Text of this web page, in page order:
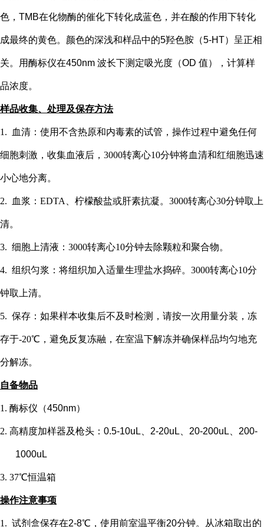
色，TMB在化物酶的催化下转化成蓝色，并在酸的作用下转化
成最终的黄色。颜色的深浅和样品中的5羟色胺（5-HT） 呈正相
关。用酶标仪在450nm 波长下测定吸光度（OD 值），计算样
品浓度。
样品收集、处理及保存方法
1. 血清：使用不含热原和内毒素的试管，操作过程中避免任何
细胞刺激，收集血液后，3000转离心10分钟将血清和红细胞迅速
小心地分离。
2. 血浆：EDTA、柠檬酸盐或肝素抗凝。3000转离心30分钟取上
清。
3. 细胞上清液：3000转离心10分钟去除颗粒和聚合物。
4. 组织匀浆：将组织加入适量生理盐水捣碎。3000转离心10分
钟取上清。
5. 保存：如果样本收集后不及时检测，请按一次用量分装，冻
存于-20℃，避免反复冻融，在室温下解冻并确保样品均匀地充
分解冻。
自备物品
1. 酶标仪（450nm）
2. 高精度加样器及枪头： 0.5-10uL、2-20uL、20-200uL、200-
1000uL
3. 37℃恒温箱
操作注意事项
1. 试剂盒保存在2-8℃，使用前室温平衡20分钟。从冰箱取出的